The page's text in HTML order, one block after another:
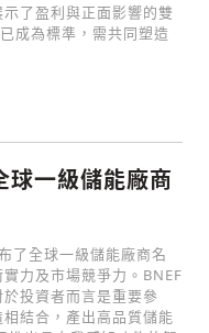
了盈利與正面影響的雙
成為標準，需共同塑造
球一級儲能廠商
了全球一級儲能廠商名
力及市場競爭力。BNEF
投資者而言是重要參
結合，產出高品質儲能